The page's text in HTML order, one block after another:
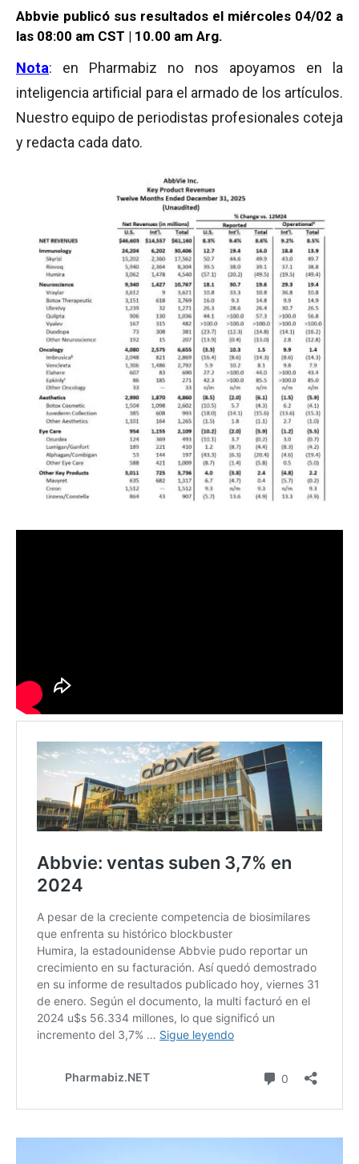
Abbvie publicó sus resultados el miércoles 04/02 a
las 08:00 am CST | 10.00 am Arg.
Nota: en Pharmabiz no nos apoyamos en la
inteligencia artificial para el armado de los artículos.
Nuestro equipo de periodistas profesionales coteja
y redacta cada dato.